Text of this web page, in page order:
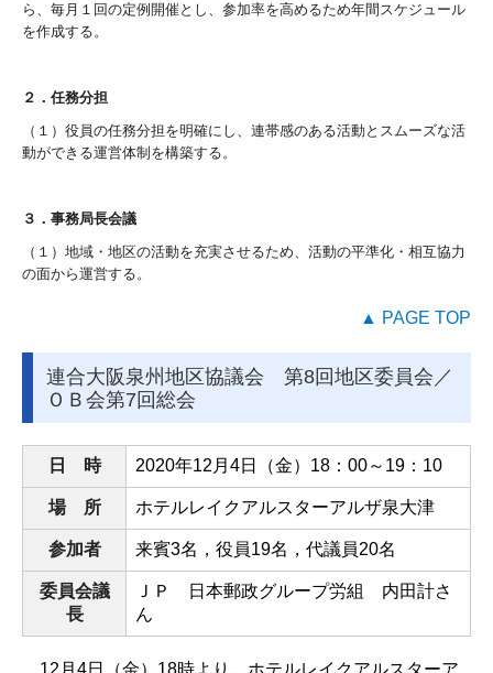
ら、毎月１回の定例開催とし、参加率を高めるため年間スケジュール
を作成する。
２．任務分担
（１）役員の任務分担を明確にし、連帯感のある活動とスムーズな活
動ができる運営体制を構築する。
３．事務局長会議
（１）地域・地区の活動を充実させるため、活動の平準化・相互協力
の面から運営する。
▲ PAGE TOP
連合大阪泉州地区協議会 第8回地区委員会／
ＯＢ会第7回総会
日 時 2020年12月4日（金） 18 ： 00～ 19 ：10
場 所 ホテルレイクアルスターアルザ泉大津
参加者 来賓3名，役員19名，代議員20名
委員会議
長
ＪＰ 日本郵政グループ労組 内田計さ
ん